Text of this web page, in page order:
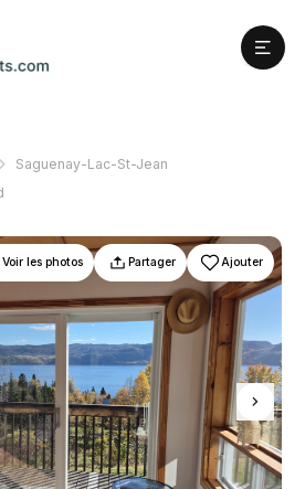
Saguenay-Lac-St-Jean
Voir les photos Partager Ajouter